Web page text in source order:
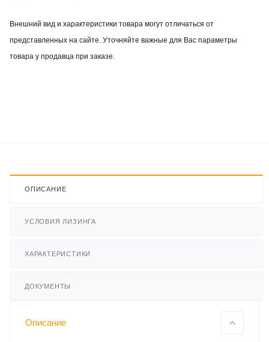
Внешний вид и характеристики товара могут отличаться от
представленных на сайте. Уточняйте важные для Вас параметры
товара у продавца при заказе.
ОПИСАНИЕ
УСЛОВИЯ ЛИЗИНГА
ХАРАКТЕРИСТИКИ
ДОКУМЕНТЫ
Описание